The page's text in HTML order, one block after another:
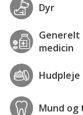
Dyr
Generelt
medicin
Hudpleje
Mund